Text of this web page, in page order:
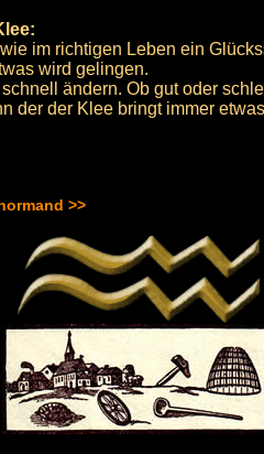
im richtigen Leben ein
wird gelingen.
ändern. Ob gut oder
der der Klee bringt immer
>>